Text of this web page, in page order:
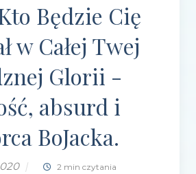
Będzie Cię
w Całej Twej
Glorii -
absurd i
BoJacka.
| 2 min czytania